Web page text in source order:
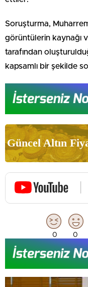
Soruşturma,
görüntülerin kaynağı
tarafından
kapsamlı bir şekilde
Güncel Altın
0 0